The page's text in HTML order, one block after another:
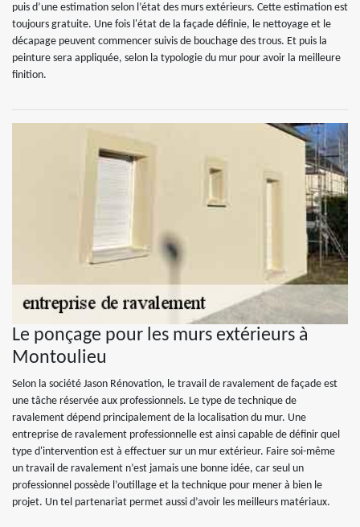
puis d’une estimation selon l’état des murs extérieurs. Cette estimation est
toujours gratuite. Une fois l'état de la façade définie, le nettoyage et le
décapage peuvent commencer suivis de bouchage des trous. Et puis la
peinture sera appliquée, selon la typologie du mur pour avoir la meilleure
finition.
Le ponçage pour les murs extérieurs à
Montoulieu
Selon la société Jason Rénovation, le travail de ravalement de façade est
une tâche réservée aux professionnels. Le type de technique de
ravalement dépend principalement de la localisation du mur. Une
entreprise de ravalement professionnelle est ainsi capable de définir quel
type d'intervention est à effectuer sur un mur extérieur. Faire soi-même
un travail de ravalement n’est jamais une bonne idée, car seul un
professionnel possède l’outillage et la technique pour mener à bien le
projet. Un tel partenariat permet aussi d’avoir les meilleurs matériaux.